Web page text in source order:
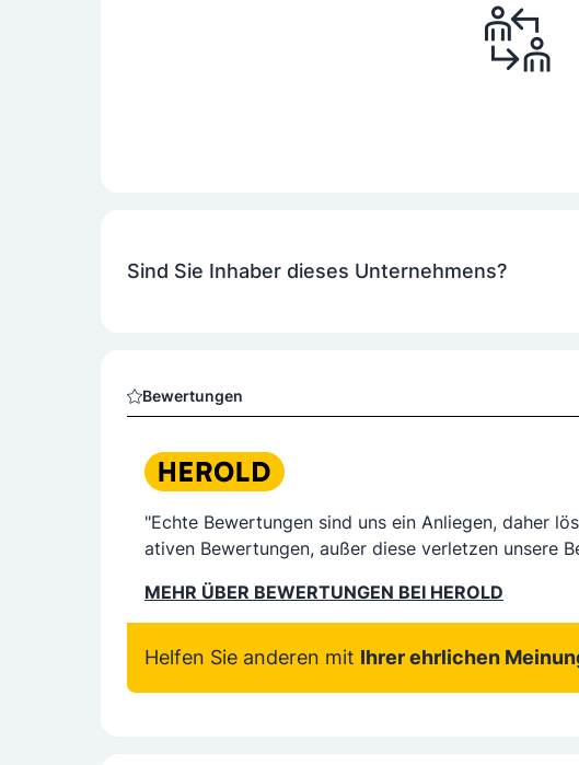
Sind Sie Inhaber dieses Unternehmens?
Bewertungen
"Echte Bewertungen sind uns ein Anliegen, daher
ativen Bewertungen, außer diese verletzen unsere
MEHR ÜBER BEWERTUNGEN BEI HEROLD
Helfen Sie anderen mit Ihrer ehrlichen